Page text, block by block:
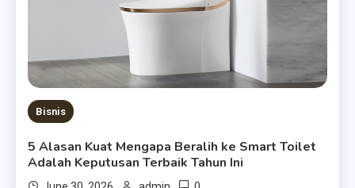
Bisnis
5 Alasan Kuat Mengapa Beralih ke Smart Toilet
Adalah Keputusan Terbaik Tahun Ini